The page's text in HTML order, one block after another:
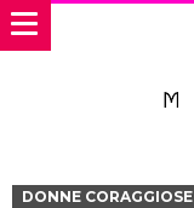
DONNE CORAGGIOSE